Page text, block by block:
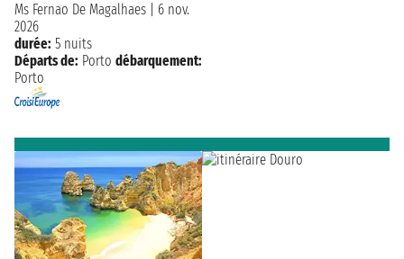
Ms Fernao De Magalhaes
6 nov.
2026
durée: 5 nuits
Départs de: Porto débarquement:
Porto